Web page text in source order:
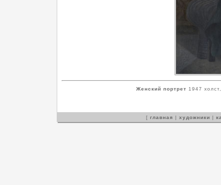
Женский портрет 1947
[ главная | художники |